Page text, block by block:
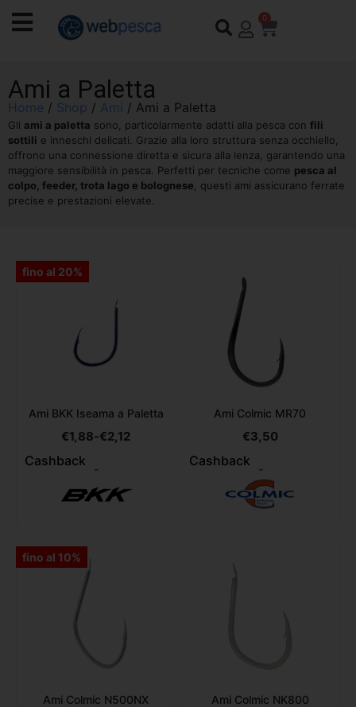
0
Ami a Paletta
Home / Shop / Ami / Ami a Paletta
Gli ami a paletta sono, particolarmente adatti alla pesca con fili
sottili e inneschi delicati. Grazie alla loro struttura senza occhiello,
offrono una connessione diretta e sicura alla lenza, garantendo una
maggiore sensibilità in pesca. Perfetti per tecniche come pesca al
colpo, feeder, trota lago e bolognese , questi ami assicurano ferrate
precise e prestazioni elevate.
fino al 20%
Ami BKK Iseama a Paletta
€1,88-€2,12
Cashback
-
Ami Colmic MR70
€3,50
Cashback
-
fino al 10%
Ami Colmic N500NX Ami Colmic NK800